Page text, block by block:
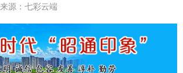
来源：七彩云端